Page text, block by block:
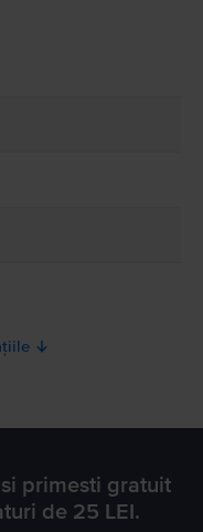
cu privire la produs.
primesti gratuit
de 25 LEI.